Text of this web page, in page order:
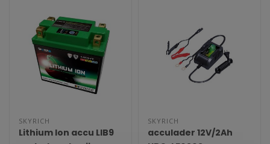
SKYRICH
Lithium Ion accu LIB9
SKYRICH
acculader 12V/2Ah